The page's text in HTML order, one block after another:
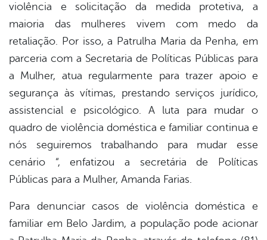
violência e solicitação da medida protetiva, a
maioria das mulheres vivem com medo da
retaliação. Por isso, a Patrulha Maria da Penha, em
parceria com a Secretaria de Políticas Públicas para
a Mulher, atua regularmente para trazer apoio e
segurança às vítimas, prestando serviços jurídico,
assistencial e psicológico. A luta para mudar o
quadro de violência doméstica e familiar continua e
nós seguiremos trabalhando para mudar esse
cenário “, enfatizou a secretária de Políticas
Públicas para a Mulher, Amanda Farias.
Para denunciar casos de violência doméstica e
familiar em Belo Jardim, a população pode acionar